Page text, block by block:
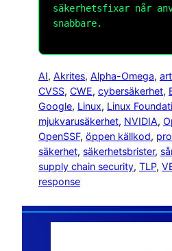
säkerhetsfixar når
snabbare.
AI, Akrites, Alpha-Omega,
CVSS, CWE, cybersäkerhet,
Google, Linux, Linux
mjukvarusäkerhet, NVIDIA,
OpenSSF, öppen källkod,
säkerhet, säkerhetsbrister,
supply chain security, TLP,
response